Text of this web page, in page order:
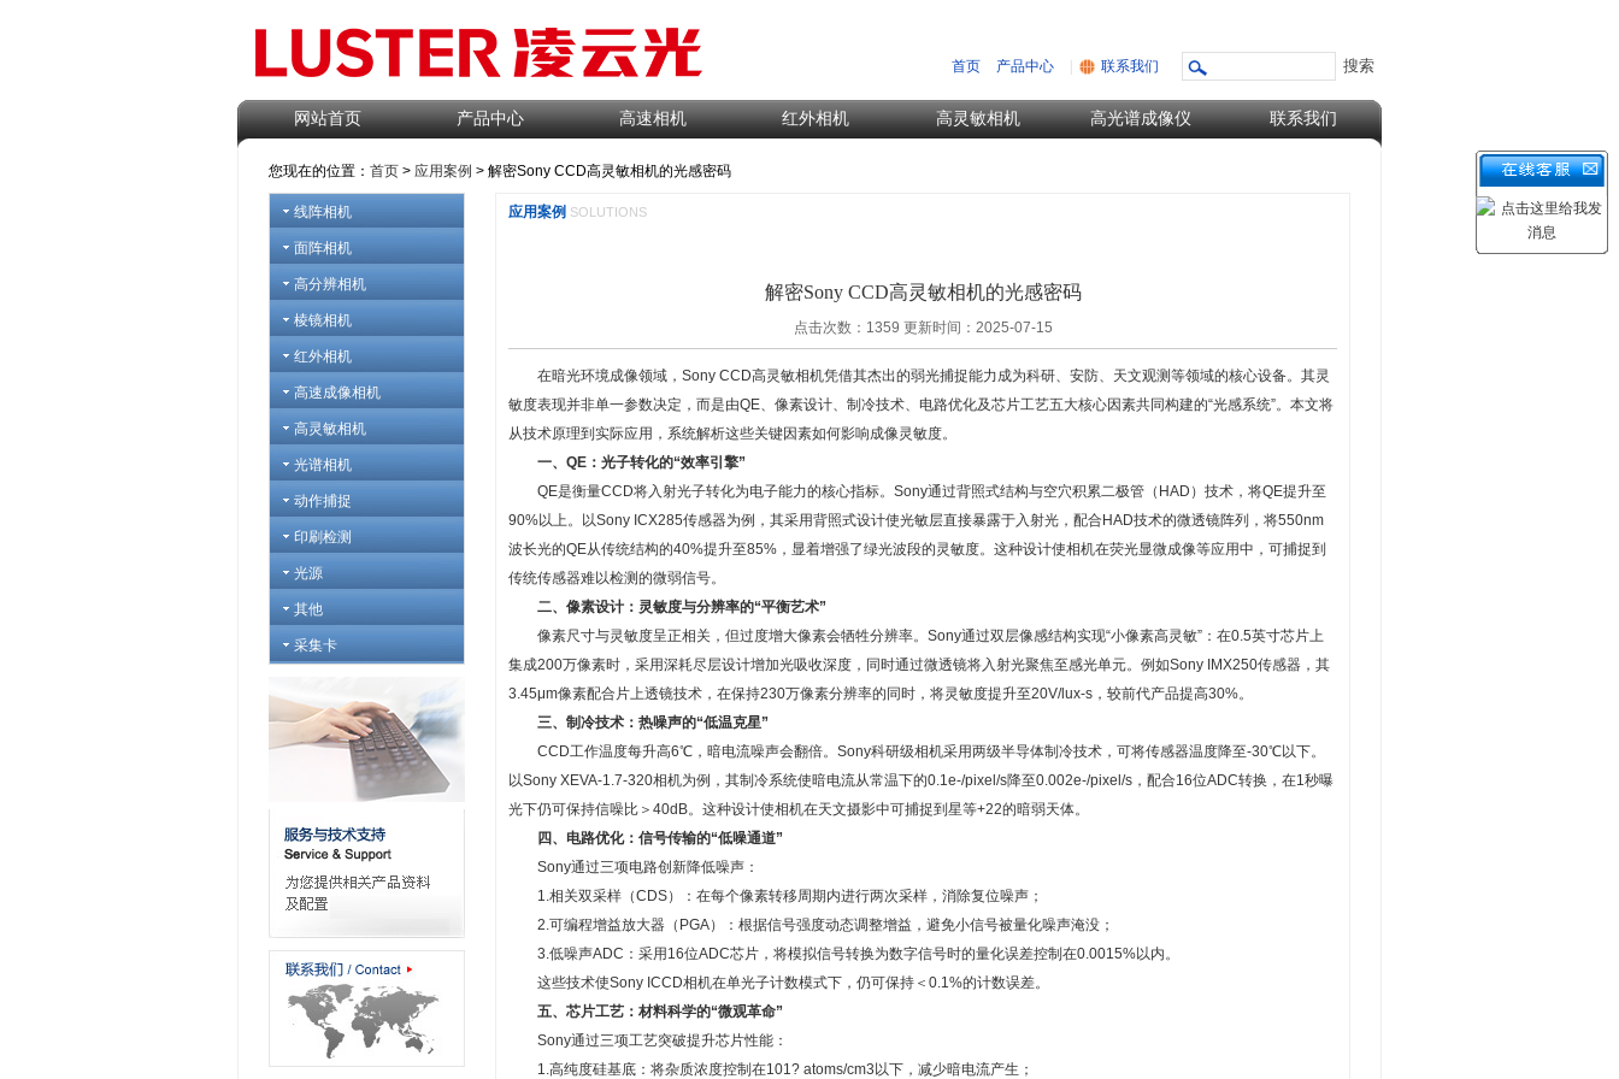
首页 产品中心 联系我们
网站首页 产品中心 高速相机 红外相机 高灵敏相机 高光谱成像仪 联系我们
您现在的位置： 首页 > 应用案例 > 解密Sony CCD高灵敏相机的光感密码
线阵相机
面阵相机
高分辨相机
棱镜相机
红外相机
高速成像相机
高灵敏相机
光谱相机
动作捕捉
印刷检测
光源
其他
采集卡
应用案例 SOLUTIONS
解密Sony CCD高灵敏相机的光感密码
点击次数：1359 更新时间：2025-07-15
在暗光环境成像领域，Sony CCD高灵敏相机凭借其杰出的弱光捕捉能力成为科研、安防、天文观测等领域的核心设备。其灵
敏度表现并非单一参数决定，而是由QE、像素设计、制冷技术、电路优化及芯片工艺五大核心因素共同构建的“光感系统”。本文将
从技术原理到实际应用，系统解析这些关键因素如何影响成像灵敏度。
一、QE：光子转化的“效率引擎”
QE是衡量CCD将入射光子转化为电子能力的核心指标。Sony通过背照式结构与空穴积累二极管（HAD）技术，将QE提升至
90%以上。以Sony ICX285传感器为例，其采用背照式设计使光敏层直接暴露于入射光，配合HAD技术的微透镜阵列，将550nm
波长光的QE从传统结构的40%提升至85%，显着增强了绿光波段的灵敏度。这种设计使相机在荧光显微成像等应用中，可捕捉到
传统传感器难以检测的微弱信号。
二、像素设计：灵敏度与分辨率的“平衡艺术”
像素尺寸与灵敏度呈正相关，但过度增大像素会牺牲分辨率。Sony通过双层像感结构实现“小像素高灵敏”：在0.5英寸芯片上
集成200万像素时，采用深耗尽层设计增加光吸收深度，同时通过微透镜将入射光聚焦至感光单元。例如Sony IMX250传感器，其
3.45μm像素配合片上透镜技术，在保持230万像素分辨率的同时，将灵敏度提升至20V/lux-s，较前代产品提高30%。
三、制冷技术：热噪声的“低温克星”
CCD工作温度每升高6℃，暗电流噪声会翻倍。Sony科研级相机采用两级半导体制冷技术，可将传感器温度降至-30℃以下。
以Sony XEVA-1.7-320相机为例，其制冷系统使暗电流从常温下的0.1e-/pixel/s降至0.002e-/pixel/s，配合16位ADC转换，在1秒曝
光下仍可保持信噪比＞40dB。这种设计使相机在天文摄影中可捕捉到星等+22的暗弱天体。
四、电路优化：信号传输的“低噪通道”
Sony通过三项电路创新降低噪声：
1.相关双采样（CDS）：在每个像素转移周期内进行两次采样，消除复位噪声；
2.可编程增益放大器（PGA）：根据信号强度动态调整增益，避免小信号被量化噪声淹没；
3.低噪声ADC：采用16位ADC芯片，将模拟信号转换为数字信号时的量化误差控制在0.0015%以内。
这些技术使Sony ICCD相机在单光子计数模式下，仍可保持＜0.1%的计数误差。
五、芯片工艺：材料科学的“微观革命”
Sony通过三项工艺突破提升芯片性能：
1.高纯度硅基底：将杂质浓度控制在101? atoms/cm3以下，减少暗电流产生；